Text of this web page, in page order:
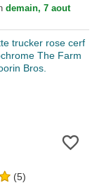
demain, 7 aout
(5)